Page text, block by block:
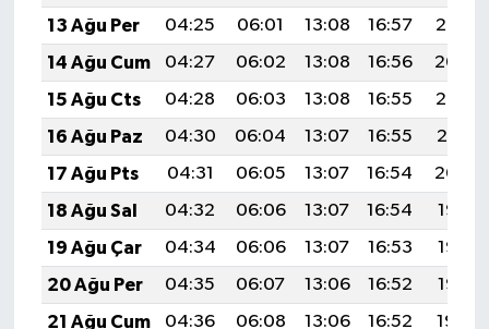
13 Ağu Per
04:25 06:01 13:08 16:57
20:05
14 Ağu Cum
04:27 06:02 13:08 16:56
20:04
15 Ağu Cts
04:28 06:03 13:08 16:55
20:02
16 Ağu Paz
04:30 06:04 13:07 16:55
20:01
17 Ağu Pts
04:31 06:05 13:07 16:54
20:00
18 Ağu Sal
04:32 06:06 13:07 16:54
19:58
19 Ağu Çar
04:34 06:06 13:07 16:53
19:57
20 Ağu Per
04:35 06:07 13:06 16:52
19:56
21 Ağu Cum
04:36 06:08 13:06 16:52
19:54